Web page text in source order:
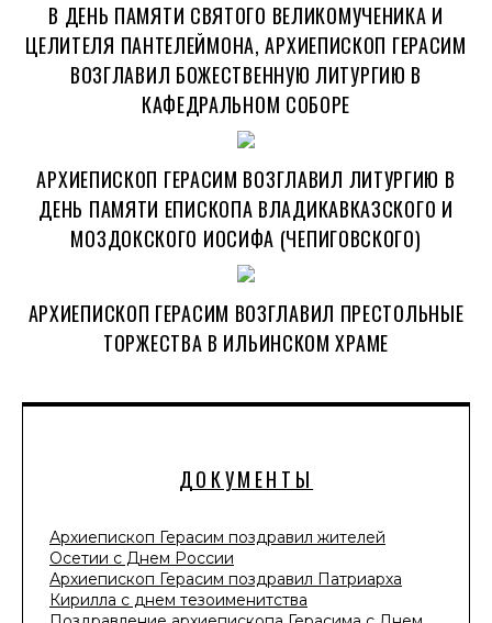
ДОКУМЕНТЫ
Архиепископ Герасим поздравил жителей
Осетии с Днем России
Архиепископ Герасим поздравил Патриарха
Кирилла с днем тезоименитства
В ДЕНЬ ПАМЯТИ СВЯТОГО ВЕЛИКОМУЧЕНИКА И
ЦЕЛИТЕЛЯ ПАНТЕЛЕЙМОНА, АРХИЕПИСКОП ГЕРАСИМ
ВОЗГЛАВИЛ БОЖЕСТВЕННУЮ ЛИТУРГИЮ В
КАФЕДРАЛЬНОМ СОБОРЕ
АРХИЕПИСКОП ГЕРАСИМ ВОЗГЛАВИЛ ЛИТУРГИЮ В
ДЕНЬ ПАМЯТИ ЕПИСКОПА ВЛАДИКАВКАЗСКОГО И
МОЗДОКСКОГО ИОСИФА (ЧЕПИГОВСКОГО)
АРХИЕПИСКОП ГЕРАСИМ ВОЗГЛАВИЛ ПРЕСТОЛЬНЫЕ
ТОРЖЕСТВА В ИЛЬИНСКОМ ХРАМЕ